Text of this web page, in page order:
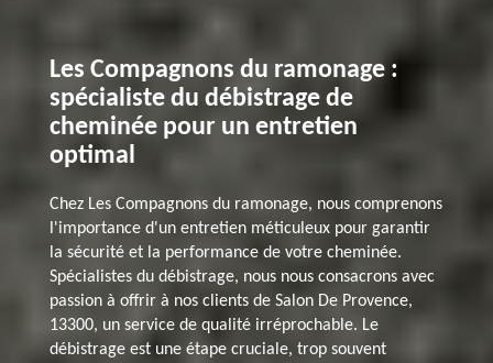
Les Compagnons du ramonage :
spécialiste du débistrage de
cheminée pour un entretien
optimal
Chez Les Compagnons du ramonage, nous comprenons
l'importance d'un entretien méticuleux pour garantir
la sécurité et la performance de votre cheminée.
Spécialistes du débistrage, nous nous consacrons avec
passion à offrir à nos clients de Salon De Provence,
13300, un service de qualité irréprochable. Le
débistrage est une étape cruciale, trop souvent